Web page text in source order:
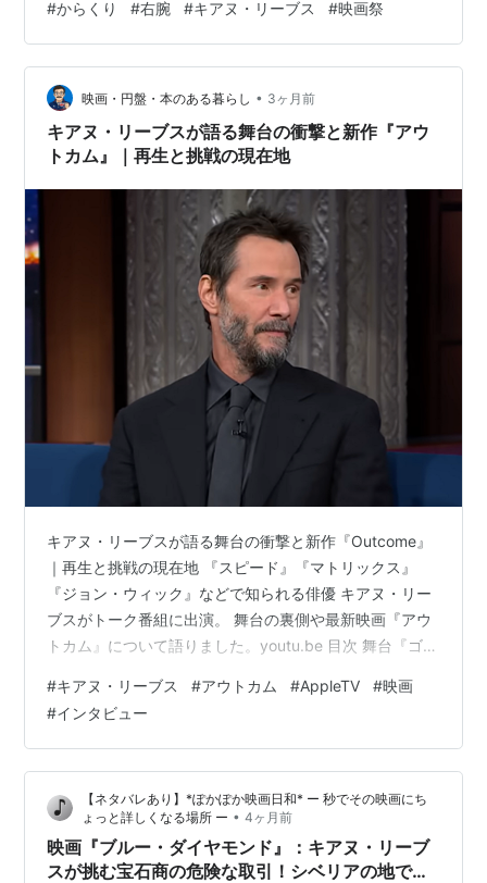
ランキング参加中映画
#からくり #右腕 #キアヌ・リーブス #映画祭
映画・円盤・本のある暮らし • 3ヶ月前
キアヌ・リーブスが語る舞台の衝撃と新作『アウ
トカム』｜再生と挑戦の現在地
キアヌ・リーブスが語る舞台の衝撃と新作『Outcome』
｜再生と挑戦の現在地 『スピード』『マトリックス』
『ジョン・ウィック』などで知られる俳優 キアヌ・リー
ブスがトーク番組に出演。 舞台の裏側や最新映画『アウ
トカム』について語りました。youtu.be 目次 舞台『ゴド
演の可能性 新作『アウトカム』のあらすじとテーマ 豪華
キャストとの共演 母との関係を描くユーモア まとめ：挑
戦を続けるキアヌの魅力 舞台『ゴドーを待ちながら』の
過酷な14週間 キアヌは親友のアレックス・ウィンターと
共に、 舞台『ゴドーを待ちながら』に出演。 14週間・週
8公…
#キアヌ・リーブス #アウトカム #AppleTV #映画
#インタビュー
【ネタバレあり】*ぽかぽか映画日和* ー 秒でその映画にち
ょっと詳しくなる場所 ー • 4ヶ月前
映画『ブルー・ダイヤモンド』：キアヌ・リーブ
スが挑む宝石商の危険な取引！シベリアの地で交